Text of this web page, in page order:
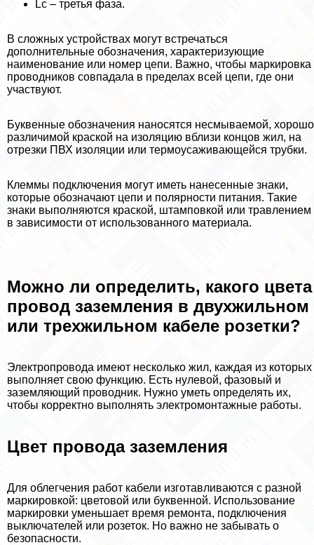
Lc – третья фаза.
В сложных устройствах могут встречаться
дополнительные обозначения, хаpaктеризующие
наименование или номер цепи. Важно, чтобы маркировка
проводников совпадала в пределах всей цепи, где они
участвуют.
Буквенные обозначения наносятся несмываемой, хорошо
различимой краской на изоляцию вблизи концов жил, на
отрезки ПВХ изоляции или термоусаживающейся трубки.
Клеммы подключения могут иметь нанесенные знаки,
которые обозначают цепи и полярности питания. Такие
знаки выполняются краской, штамповкой или травлением
в зависимости от использованного материала.
Можно ли определить, какого цвета
провод заземления в двухжильном
или трехжильном кабеле розетки?
Электропровода имеют несколько жил, каждая из которых
выполняет свою функцию. Есть нулевой, фазовый и
заземляющий проводник. Нужно уметь определять их,
чтобы корректно выполнять электромонтажные работы.
Цвет провода заземления
Для облегчения работ кабели изготавливаются с разной
маркировкой: цветовой или буквенной. Использование
маркировки уменьшает время ремонта, подключения
выключателей или розеток. Но важно не забывать о
безопасности.